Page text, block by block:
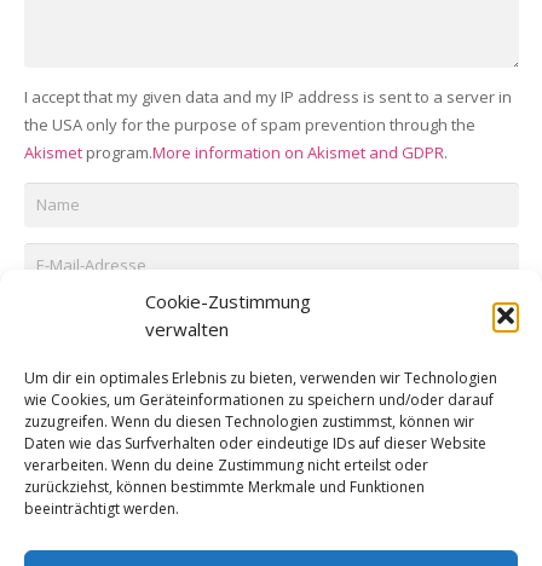
Cookie-Zustimmung
verwalten
Um dir ein optimales Erlebnis zu bieten, verwenden wir Technologien
wie Cookies, um Geräteinformationen zu speichern und/oder darauf
zuzugreifen. Wenn du diesen Technologien zustimmst, können wir
Daten wie das Surfverhalten oder eindeutige IDs auf dieser Website
verarbeiten. Wenn du deine Zustimmung nicht erteilst oder
zurückziehst, können bestimmte Merkmale und Funktionen
beeinträchtigt werden.
I accept that my given data and my IP address is sent to a server in
the USA only for the purpose of spam prevention through the
Akismetprogram.More information on Akismet and GDPR.
KOMMENTAR ABSCHICKEN
Erfahre, wie deine Kommentardaten verarbeitet werden.
© 2016 All rights reserved by Schützenbruderschaft St.